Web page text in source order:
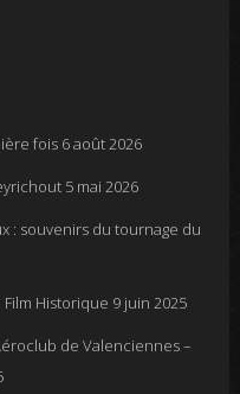
fois 6 août 2026
5 mai 2026
: souvenirs du tournage du
Historique 9 juin 2025
de Valenciennes –